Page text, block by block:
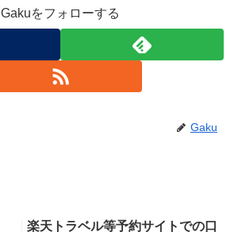
Gakuをフォローする
Gaku
楽天トラベル等予約サイトでの口